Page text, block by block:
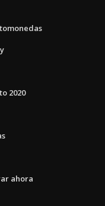
2020
ahora